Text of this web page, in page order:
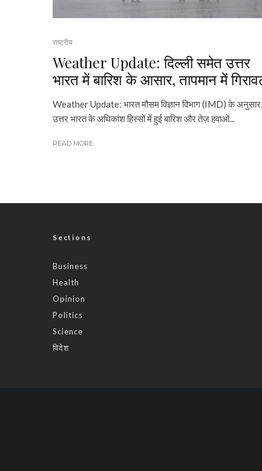
राष्ट्रीय
Weather Update: दिल्ली समेत उत्तर
भारत में बारिश के आसार, तापमान में
Weather Update: भारत मौसम विज्ञान विभाग (IMD) के अनुसार,
उत्तर भारत के अधिकांश हिस्सों में हुई बारिश और तेज़ हवाओं...
READ MORE
Sections
Business
Health
Opinion
Politics
Science
विदेश